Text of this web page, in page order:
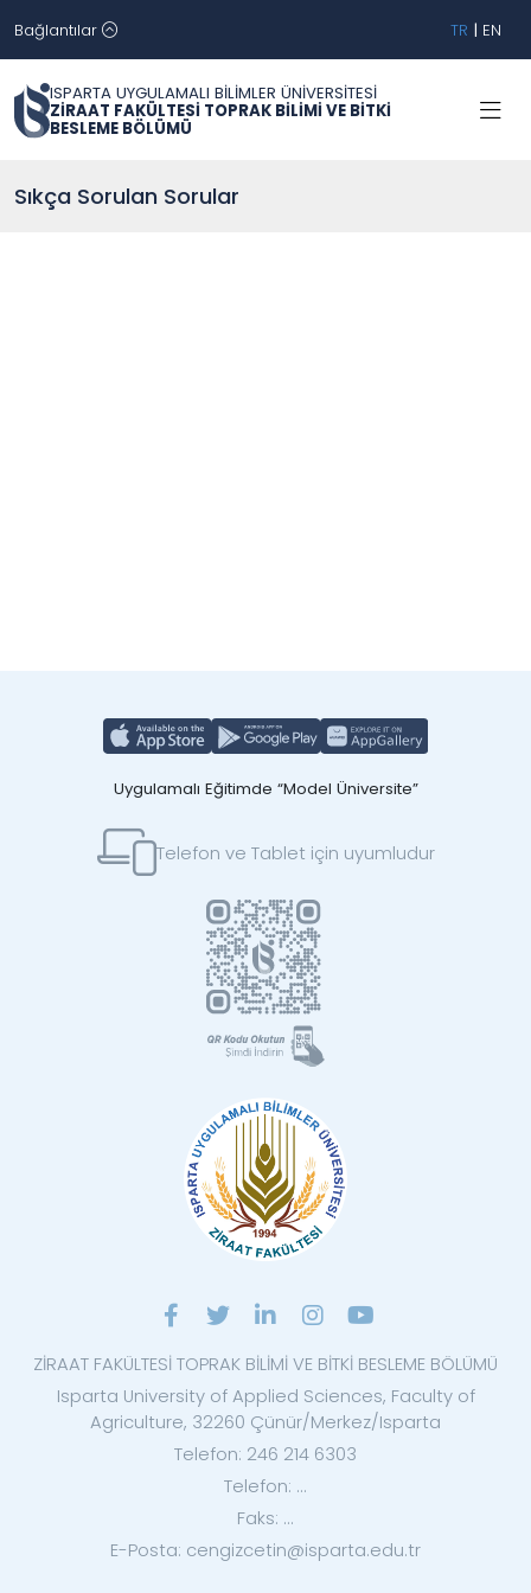
Bağlantılar TR | EN
ISPARTA UYGULAMALI BİLİMLER ÜNİVERSİTESİ
ZİRAAT FAKÜLTESİ TOPRAK BİLİMİ VE BİTKİ
BESLEME BÖLÜMÜ
Sıkça Sorulan Sorular
Uygulamalı Eğitimde “Model Üniversite”
Telefon ve Tablet için uyumludur
ZİRAAT FAKÜLTESİ TOPRAK BİLİMİ VE BİTKİ BESLEME BÖLÜMÜ
Isparta University of Applied Sciences, Faculty of
Agriculture, 32260 Çünür/Merkez/Isparta
Telefon: 246 214 6303
Telefon: ...
Faks: ...
E-Posta: cengizcetin@isparta.edu.tr